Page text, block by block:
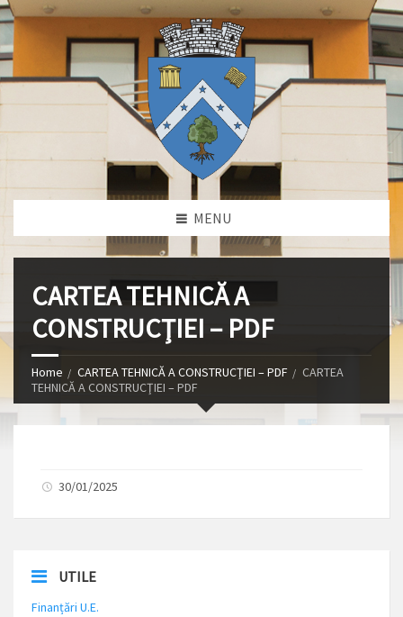
MENU
CARTEA TEHNICĂ A
CONSTRUCŢIEI – PDF
Home CARTEA TEHNICĂ A CONSTRUCŢIEI – PDF
CARTEA
TEHNICĂ A CONSTRUCŢIEI – PDF
30/01/2025
UTILE
Finanțări U.E.